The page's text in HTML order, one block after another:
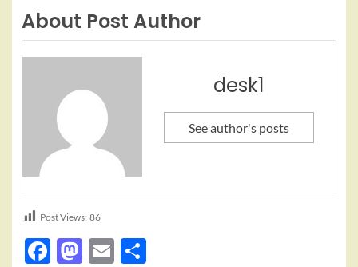
About Post Author
desk1
See author's posts
Post Views: 86
Facebook
Mastodon
Email